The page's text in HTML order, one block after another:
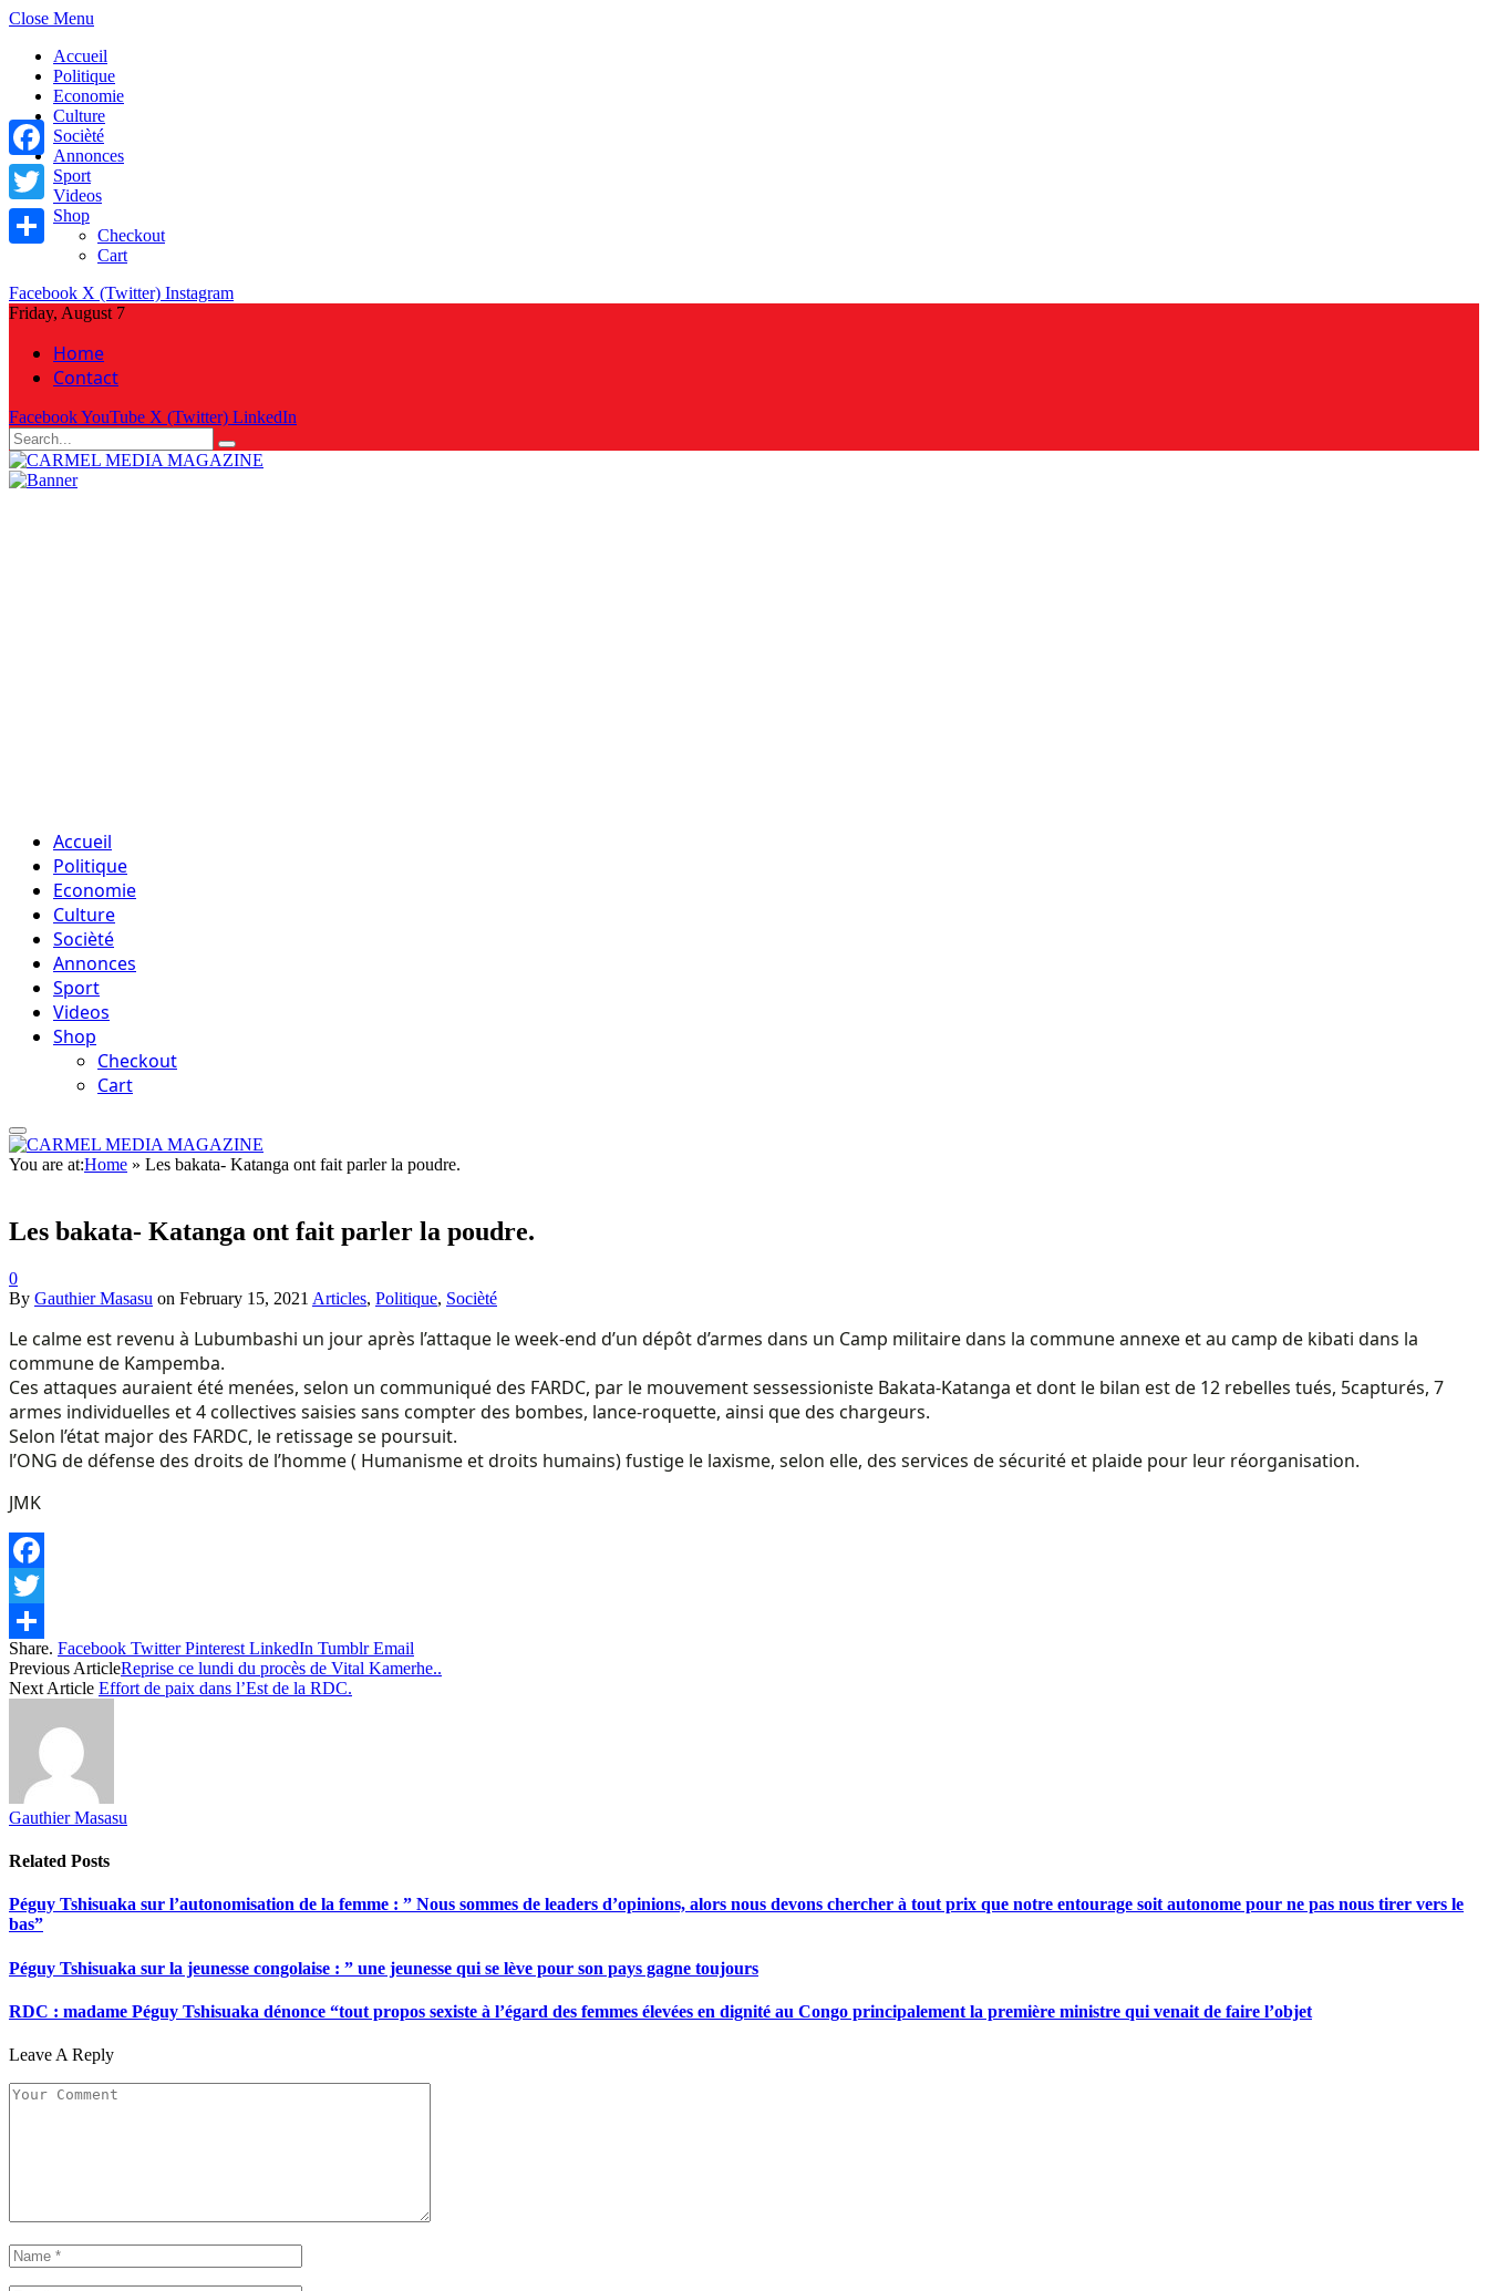
Close Menu
Accueil
Politique
Economie
Culture
Socièté
Annonces
Sport
Videos
Shop
Checkout
Cart
Facebook X (Twitter) Instagram
Friday, August 7
Home
Contact
FacebookYouTube X (Twitter) LinkedIn
Accueil
Politique
Economie
Culture
Socièté
Annonces
Sport
Videos
Shop
Checkout
Cart
You are at:Home » Les bakata- Katanga ont fait parler la poudre.
Les bakata- Katanga ont fait parler la poudre.
0
By Gauthier Masasu on February 15, 2021 Articles, Politique, Socièté
Le calme est revenu à Lubumbashi un jour après l’attaque le week-end d’un dépôt d’armes dans un Camp militaire dans la commune annexe et au camp de kibati dans la
commune de Kampemba.
Ces attaques auraient été menées, selon un communiqué des FARDC, par le mouvement sessessioniste Bakata-Katanga et dont le bilan est de 12 rebelles tués, 5capturés, 7
armes individuelles et 4 collectives saisies sans compter des bombes, lance-roquette, ainsi que des chargeurs.
Selon l’état major des FARDC, le retissage se poursuit.
l’ONG de défense des droits de l’homme ( Humanisme et droits humains) fustige le laxisme, selon elle, des services de sécurité et plaide pour leur réorganisation.
JMK
Facebook
Twitter
Share
Share. Facebook Twitter Pinterest LinkedIn Tumblr Email
Previous ArticleReprise ce lundi du procès de Vital Kamerhe..
Next Article Effort de paix dans l’Est de la RDC.
Gauthier Masasu
Related Posts
Péguy Tshisuaka sur l’autonomisation de la femme : ” Nous sommes de leaders d’opinions, alors nous devons chercher à tout prix que notre entourage soit autonome pour ne pas nous tirer vers le
bas”
Péguy Tshisuaka sur la jeunesse congolaise : ” une jeunesse qui se lève pour son pays gagne toujours
RDC : madame Péguy Tshisuaka dénonce “tout propos sexiste à l’égard des femmes élevées en dignité au Congo principalement la première ministre qui venait de faire l’objet
Leave A Reply
Facebook
Twitter